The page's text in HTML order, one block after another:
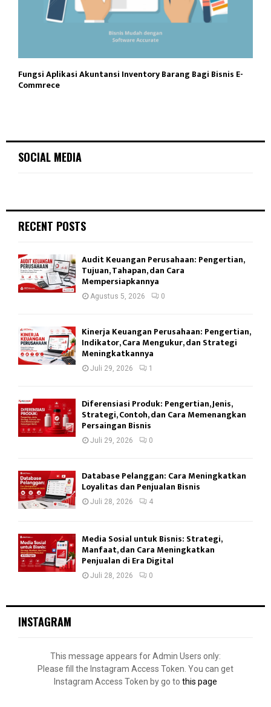
Fungsi Aplikasi Akuntansi Inventory Barang Bagi Bisnis E-
Commrece
SOCIAL MEDIA
RECENT POSTS
Audit Keuangan Perusahaan: Pengertian,
Tujuan, Tahapan, dan Cara
Mempersiapkannya
Agustus 5, 2026 0
Kinerja Keuangan Perusahaan: Pengertian,
Indikator, Cara Mengukur, dan Strategi
Meningkatkannya
Juli 29, 2026 1
Diferensiasi Produk: Pengertian, Jenis,
Strategi, Contoh, dan Cara Memenangkan
Persaingan Bisnis
Juli 29, 2026 0
Database Pelanggan: Cara Meningkatkan
Loyalitas dan Penjualan Bisnis
Juli 28, 2026 4
Media Sosial untuk Bisnis: Strategi,
Manfaat, dan Cara Meningkatkan
Penjualan di Era Digital
Juli 28, 2026 0
INSTAGRAM
This message appears for Admin Users only:
Please fill the Instagram Access Token. You can get
Instagram Access Token by go to this page